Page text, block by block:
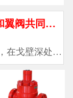
。对于长期不
采油树的主阀和翼阀共同构成可控的通道
在戈壁深处的
井平台的甲板
由阀门、管路
装置，它们矗